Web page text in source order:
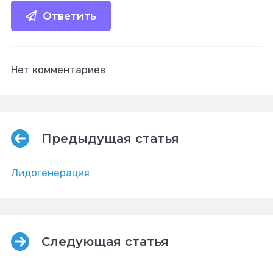
Ответить
Нет комментариев
Предыдущая статья
Лидогенерация
Следующая статья